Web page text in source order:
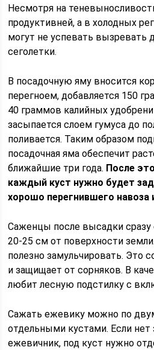
Несмотря на
продуктивней, а в холодных
могут не успевать вызревать
сеголетки.
В посадочную яму вносится
перегноем, добавляется 150
40 граммов калийных
засыпается слоем гумуса до
поливается. Таким образом
посадочная яма обеспечит
ближайшие три года. После
каждый куст нужно будет
хорошо перегнившего навоза
Саженцы после высадки
20-25 см от поверхности
полезно замульчировать. Это
и защищает от сорняков. В
любит лесную подстилку с
Сажать ежевику можно по
отдельными кустами. Если нет
ежевичник, под куст нужно